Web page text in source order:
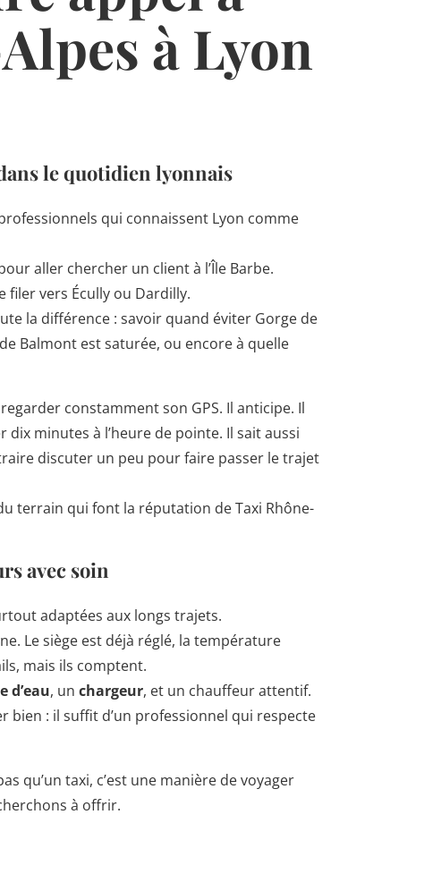
à Lyon
le quotidien lyonnais
qui connaissent Lyon comme
aller chercher un client à l’Île Barbe.
filer vers Écully ou Dardilly.
la différence : savoir quand éviter Gorge de
Balmont est saturée, ou encore à quelle
constamment son GPS. Il anticipe. Il
minutes à l’heure de pointe. Il sait aussi
discuter un peu pour faire passer le trajet
terrain qui font la réputation de Taxi Rhône-
avec soin
adaptées aux longs trajets.
Le siège est déjà réglé, la température
mais ils comptent.
d’eau, un chargeur, et un chauffeur attentif.
bien : il suffit d’un professionnel qui respecte
qu’un taxi, c’est une manière de voyager
à offrir.